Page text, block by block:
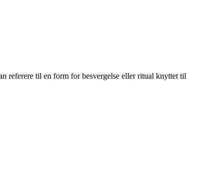
referere til en form for besvergelse eller ritual knyttet til